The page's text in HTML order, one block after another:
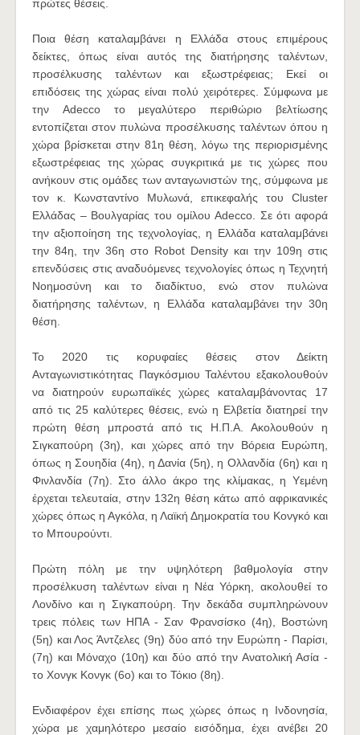
πρώτες θέσεις.
Ποια θέση καταλαμβάνει η Ελλάδα στους επιμέρους
δείκτες, όπως είναι αυτός της διατήρησης ταλέντων,
προσέλκυσης ταλέντων και εξωστρέφειας; Εκεί οι
επιδόσεις της χώρας είναι πολύ χειρότερες. Σύμφωνα με
την Adecco το μεγαλύτερο περιθώριο βελτίωσης
εντοπίζεται στον πυλώνα προσέλκυσης ταλέντων όπου η
χώρα βρίσκεται στην 81η θέση, λόγω της περιορισμένης
εξωστρέφειας της χώρας συγκριτικά με τις χώρες που
ανήκουν στις ομάδες των ανταγωνιστών της, σύμφωνα με
τον κ. Κωνσταντίνο Μυλωνά, επικεφαλής του Cluster
Ελλάδας – Βουλγαρίας του ομίλου Adecco. Σε ότι αφορά
την αξιοποίηση της τεχνολογίας, η Ελλάδα καταλαμβάνει
την 84η, την 36η στο Robot Density και την 109η στις
επενδύσεις στις αναδυόμενες τεχνολογίες όπως η Τεχνητή
Νοημοσύνη και το διαδίκτυο, ενώ στον πυλώνα
διατήρησης ταλέντων, η Ελλάδα καταλαμβάνει την 30η
θέση.
Το 2020 τις κορυφαίες θέσεις στον Δείκτη
Ανταγωνιστικότητας Παγκόσμιου Ταλέντου εξακολουθούν
να διατηρούν ευρωπαϊκές χώρες καταλαμβάνοντας 17
από τις 25 καλύτερες θέσεις, ενώ η Ελβετία διατηρεί την
πρώτη θέση μπροστά από τις Η.Π.Α. Ακολουθούν η
Σιγκαπούρη (3η), και χώρες από την Βόρεια Ευρώπη,
όπως η Σουηδία (4η), η Δανία (5η), η Ολλανδία (6η) και η
Φινλανδία (7η). Στο άλλο άκρο της κλίμακας, η Υεμένη
έρχεται τελευταία, στην 132η θέση κάτω από αφρικανικές
χώρες όπως η Αγκόλα, η Λαϊκή Δημοκρατία του Κονγκό και
το Μπουρούντι.
Πρώτη πόλη με την υψηλότερη βαθμολογία στην
προσέλκυση ταλέντων είναι η Νέα Υόρκη, ακολουθεί το
Λονδίνο και η Σιγκαπούρη. Την δεκάδα συμπληρώνουν
τρεις πόλεις των ΗΠΑ - Σαν Φρανσίσκο (4η), Βοστώνη
(5η) και Λος Άντζελες (9η) δύο από την Ευρώπη - Παρίσι,
(7η) και Μόναχο (10η) και δύο από την Ανατολική Ασία -
το Χονγκ Κονγκ (6ο) και το Τόκιο (8η).
Ενδιαφέρον έχει επίσης πως χώρες όπως η Ινδονησία,
χώρα με χαμηλότερο μεσαίο εισόδημα, έχει ανέβει 20